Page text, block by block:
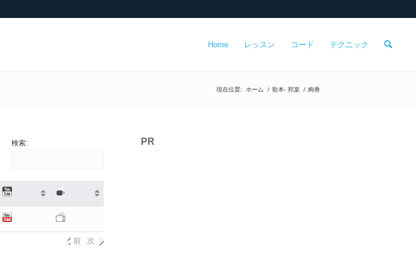
Home レッスン コード テクニック
現在位置: ホーム / 歌本- 邦楽 / 絢香
検索:
前 次
PR